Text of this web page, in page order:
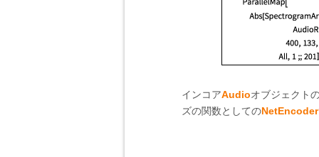
インコアAudioオブジェクト
ズの関数としてのNetEncoder